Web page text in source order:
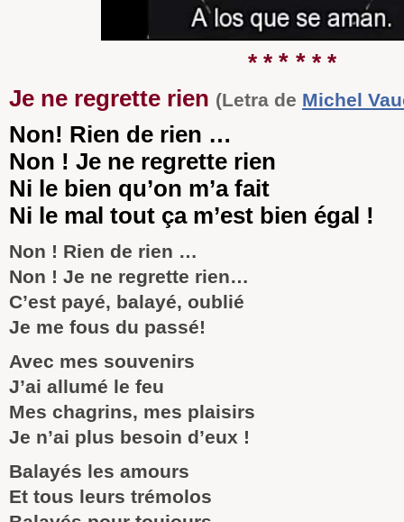
* * * * * *
Je ne regrette rien (Letra de Michel
Non! Rien de rien …
Non ! Je ne regrette rien
Ni le bien qu’on m’a fait
Ni le mal tout ça m’est bien égal !
Non ! Rien de rien …
Non ! Je ne regrette rien…
C’est payé, balayé, oublié
Je me fous du passé!
Avec mes souvenirs
J’ai allumé le feu
Mes chagrins, mes plaisirs
Je n’ai plus besoin d’eux !
Balayés les amours
Et tous leurs trémolos